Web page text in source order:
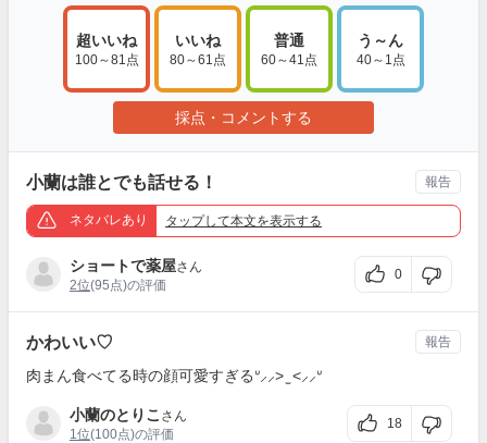
超いいね
100～81点
いいね
80～61点
普通
60～41点
う～ん
40～1点
採点・コメントする
小蘭は誰とでも話せる！
ネタバレあり タップして本文を表示する
ショートで薬屋さん
2位(95点)の評価
0
報告
かわいい♡
肉まん食べてる時の顔可愛すぎるᐡ⸝⸝> ̫ <⸝⸝ᐡ
小蘭のとりこ さん
1位(100点)の評価
18
報告